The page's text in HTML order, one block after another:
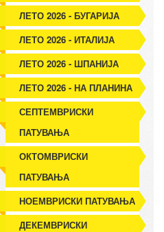
ЛЕТО 2026 - БУГАРИЈА
ЛЕТО 2026 - ИТАЛИЈА
ЛЕТО 2026 - ШПАНИЈА
ЛЕТО 2026 - НА ПЛАНИНА
СЕПТЕМВРИСКИ
ПАТУВАЊА
ОКТОМВРИСКИ
ПАТУВАЊА
НОЕМВРИСКИ ПАТУВАЊА
ДЕКЕМВРИСКИ